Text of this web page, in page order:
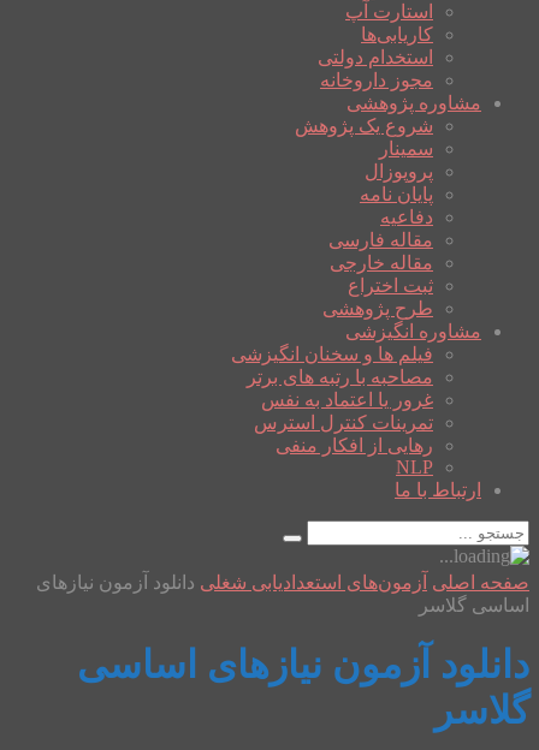
استارت آپ
کاریابی‌ها
استخدام دولتی
مجوز داروخانه
مشاوره پژوهشی
شروع یک پژوهش
سمینار
پروپوزال
پایان نامه
دفاعیه
مقاله فارسی
مقاله خارجی
ثبت اختراع
طرح پژوهشی
مشاوره انگیزشی
فیلم ها و سخنان انگیزشی
مصاحبه با رتبه های برتر
غرور یا اعتماد به نفس
تمرینات کنترل استرس
رهایی از افکار منفی
NLP
ارتباط با ما
صفحه اصلی آزمون‌های استعدادیابی شغلی دانلود آزمون نیازهای
اساسی گلاسر
دانلود آزمون نیازهای اساسی
گلاسر